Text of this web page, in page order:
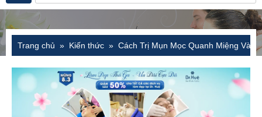
Trang chủ Kiến thức Cách Trị Mụn Mọc Quanh Miệng Và